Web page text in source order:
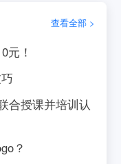
查看全部 >
元！
合授课并培训认
？